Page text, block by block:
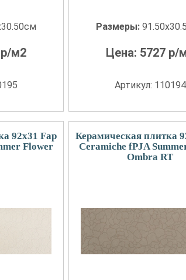
м2
Размеры:
Цена: 5727 р/
Артикул: 110194
92x31 Fap
Flower
Керамическая плитка
Ceramiche fPJA
Ombra RT